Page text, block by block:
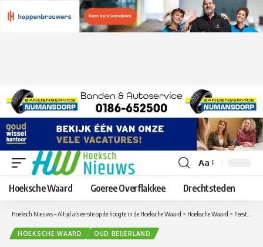
Lettergrootte
aanpassen
Aa
Hoeksche Waard Goeree Overflakkee Drechtsteden
Hoeksch Nieuws – Altijd als eerste op de hoogte in de Hoeksche Waard > Hoeksche Waard > Feestelijke opening van de nieuwe speeltuin aan de Contrabas in Poortwijk III in Oud-Beijerland
HOEKSCHE WAARD OUD BEIJERLAND